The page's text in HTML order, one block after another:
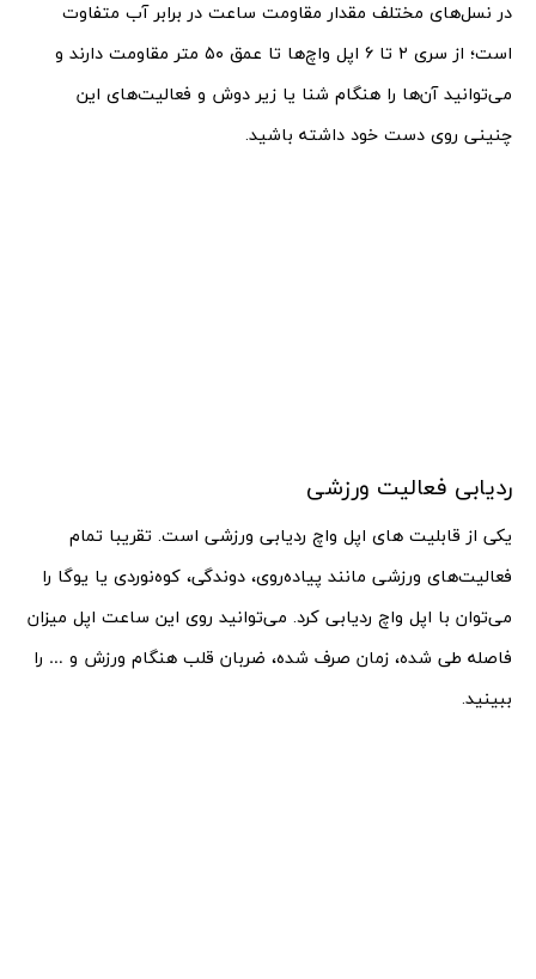
در نسل‌های مختلف مقدار مقاومت ساعت در برابر آب متفاوت
است؛ از سری ۲ تا ۶ اپل واچ‌ها تا عمق ۵۰ متر مقاومت دارند و
می‌توانید آن‌ها را هنگام شنا یا زیر دوش و فعالیت‌های این
چنینی روی دست خود داشته باشید.
ردیابی فعالیت ورزشی
یکی از قابلیت های اپل واچ ردیابی ورزشی است. تقریبا تمام
فعالیت‌های ورزشی مانند پیاده‌روی، دوندگی، کوه‌نوردی یا یوگا را
می‌توان با اپل واچ ردیابی کرد. می‌توانید روی این ساعت اپل میزان
فاصله طی شده، زمان صرف شده، ضربان قلب هنگام ورزش و … را
ببینید.